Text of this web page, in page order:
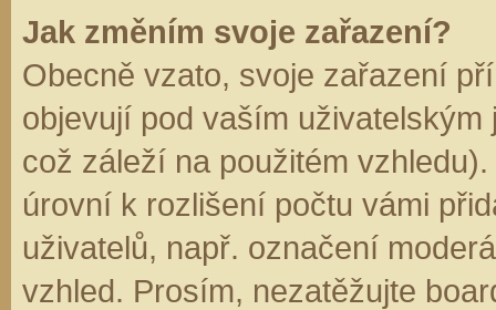
Jak změním svoje zařazení?
Obecně vzato, svoje zařazení
objevují pod vaším
což záleží na použitém
úrovní k rozlišení počtu vámi
uživatelů, např. označení
vzhled. Prosím, nezatěžujte